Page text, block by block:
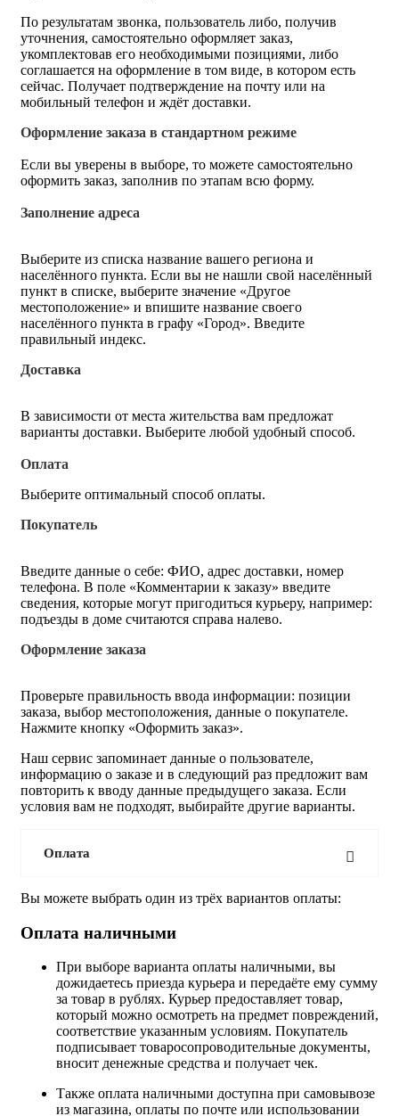
По результатам звонка, пользователь либо, получив
уточнения, самостоятельно оформляет заказ,
укомплектовав его необходимыми позициями, либо
соглашается на оформление в том виде, в котором есть
сейчас. Получает подтверждение на почту или на
мобильный телефон и ждёт доставки.
Оформление заказа в стандартном режиме
Если вы уверены в выборе, то можете самостоятельно
оформить заказ, заполнив по этапам всю форму.
Заполнение адреса
Выберите из списка название вашего региона и
населённого пункта. Если вы не нашли свой населённый
пункт в списке, выберите значение «Другое
местоположение» и впишите название своего
населённого пункта в графу «Город». Введите
правильный индекс.
Доставка
В зависимости от места жительства вам предложат
варианты доставки. Выберите любой удобный способ.
Оплата
Выберите оптимальный способ оплаты.
Покупатель
Введите данные о себе: ФИО, адрес доставки, номер
телефона. В поле «Комментарии к заказу» введите
сведения, которые могут пригодиться курьеру, например:
подъезды в доме считаются справа налево.
Оформление заказа
Проверьте правильность ввода информации: позиции
заказа, выбор местоположения, данные о покупателе.
Нажмите кнопку «Оформить заказ».
Наш сервис запоминает данные о пользователе,
информацию о заказе и в следующий раз предложит вам
повторить к вводу данные предыдущего заказа. Если
условия вам не подходят, выбирайте другие варианты.
Оплата
Вы можете выбрать один из трёх вариантов оплаты:
Оплата наличными
При выборе варианта оплаты наличными, вы
дожидаетесь приезда курьера и передаёте ему сумму
за товар в рублях. Курьер предоставляет товар,
который можно осмотреть на предмет повреждений,
соответствие указанным условиям. Покупатель
подписывает товаросопроводительные документы,
вносит денежные средства и получает чек.
Также оплата наличными доступна при самовывозе
из магазина, оплаты по почте или использовании